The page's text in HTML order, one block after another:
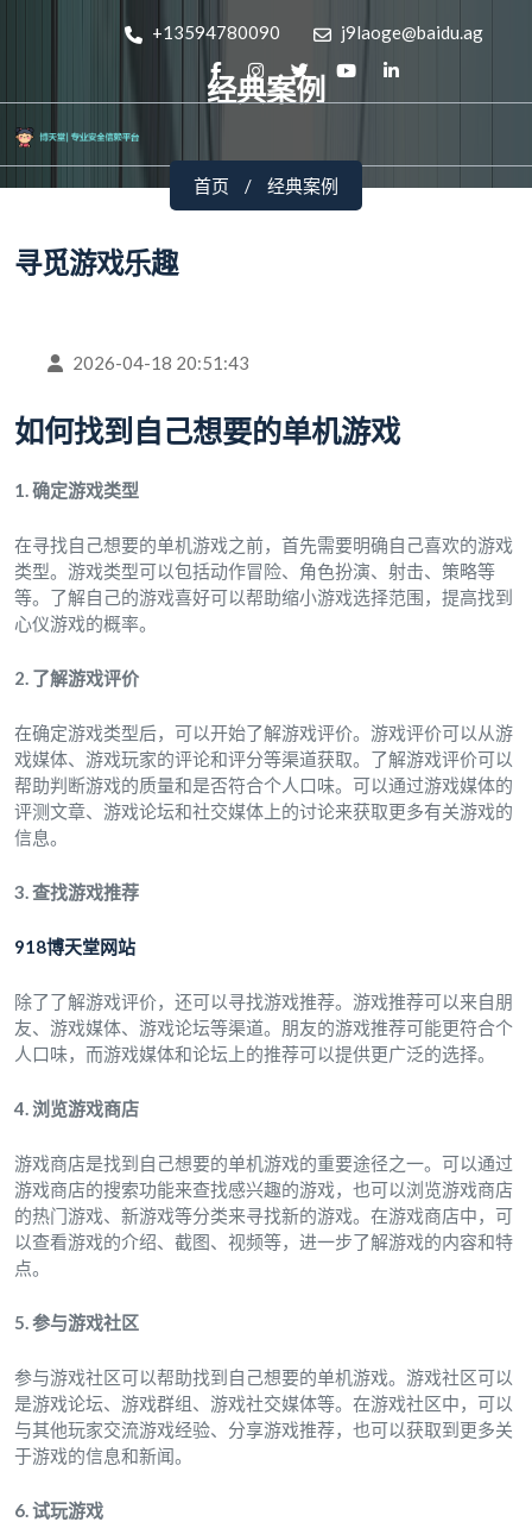
+13594780090 j9laoge@baidu.ag
经典案例
首页 经典案例
寻觅游戏乐趣
2026-04-18 20:51:43
如何找到自己想要的单机游戏
1. 确定游戏类型
在寻找自己想要的单机游戏之前，首先需要明确自己喜欢的游戏
类型。游戏类型可以包括动作冒险、角色扮演、射击、策略等
等。了解自己的游戏喜好可以帮助缩小游戏选择范围，提高找到
心仪游戏的概率。
2. 了解游戏评价
在确定游戏类型后，可以开始了解游戏评价。游戏评价可以从游
戏媒体、游戏玩家的评论和评分等渠道获取。了解游戏评价可以
帮助判断游戏的质量和是否符合个人口味。可以通过游戏媒体的
评测文章、游戏论坛和社交媒体上的讨论来获取更多有关游戏的
信息。
3. 查找游戏推荐
918博天堂网站
除了了解游戏评价，还可以寻找游戏推荐。游戏推荐可以来自朋
友、游戏媒体、游戏论坛等渠道。朋友的游戏推荐可能更符合个
人口味，而游戏媒体和论坛上的推荐可以提供更广泛的选择。
4. 浏览游戏商店
游戏商店是找到自己想要的单机游戏的重要途径之一。可以通过
游戏商店的搜索功能来查找感兴趣的游戏，也可以浏览游戏商店
的热门游戏、新游戏等分类来寻找新的游戏。在游戏商店中，可
以查看游戏的介绍、截图、视频等，进一步了解游戏的内容和特
点。
5. 参与游戏社区
参与游戏社区可以帮助找到自己想要的单机游戏。游戏社区可以
是游戏论坛、游戏群组、游戏社交媒体等。在游戏社区中，可以
与其他玩家交流游戏经验、分享游戏推荐，也可以获取到更多关
于游戏的信息和新闻。
6. 试玩游戏